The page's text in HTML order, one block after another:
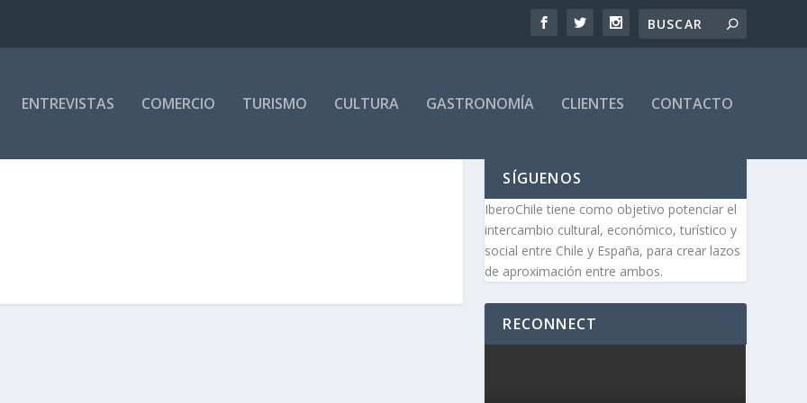
ENTREVISTAS COMERCIO TURISMO CULTURA GASTRONOMÍA CLIENTES CONTACTO
SÍGUENOS
IberoChile tiene como objetivo potenciar el
intercambio cultural, económico, turístico y
social entre Chile y España, para crear lazos
de aproximación entre ambos.
RECONNECT